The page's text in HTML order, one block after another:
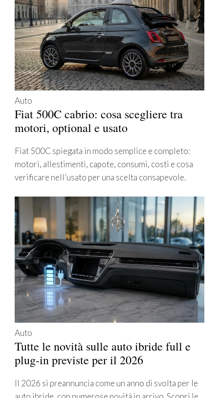
Auto
Fiat 500C cabrio: cosa scegliere tra
motori, optional e usato
Fiat 500C spiegata in modo semplice e completo:
motori, allestimenti, capote, consumi, costi e cosa
verificare nell’usato per una scelta consapevole.
Auto
Tutte le novità sulle auto ibride full e
plug-in previste per il 2026
Il 2026 si preannuncia come un anno di svolta per le